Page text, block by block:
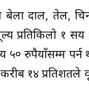
बेला दाल, तेल,
प्रतिकिलो १ सय
५० रुपैयाँसम्म
१४